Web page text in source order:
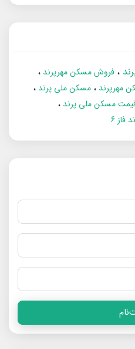
فروش مسکن مهرپرند
مهرپرند
مسکن ملی پرند
مسکن ملی پرند
فاز 6